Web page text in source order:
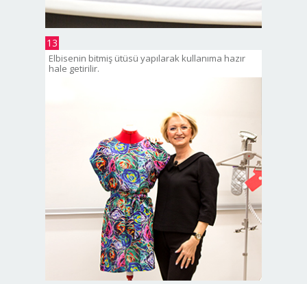
13
Elbisenin bitmiş ütüsü yapılarak kullanıma hazır
hale getirilir.